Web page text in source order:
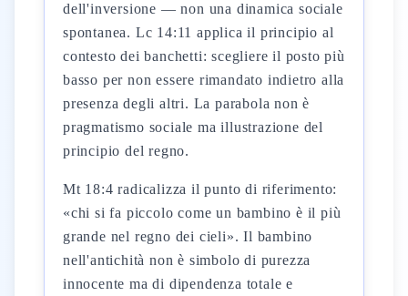
dell'inversione — non una dinamica sociale
spontanea. Lc 14:11 applica il principio al
contesto dei banchetti: scegliere il posto più
basso per non essere rimandato indietro alla
presenza degli altri. La parabola non è
pragmatismo sociale ma illustrazione del
principio del regno.
Mt 18:4 radicalizza il punto di riferimento:
«chi si fa piccolo come un bambino è il più
grande nel regno dei cieli». Il bambino
nell'antichità non è simbolo di purezza
innocente ma di dipendenza totale e